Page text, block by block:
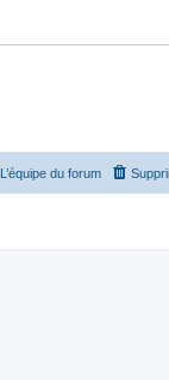
L’équipe du forum